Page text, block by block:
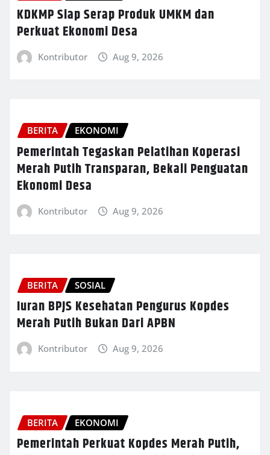
KDKMP Siap Serap Produk UMKM dan
Perkuat Ekonomi Desa
Kontributor Aug 9, 2026
BERITA EKONOMI
Pemerintah Tegaskan Pelatihan Koperasi
Merah Putih Transparan, Bekali Penguatan
Ekonomi Desa
Kontributor Aug 9, 2026
BERITA SOSIAL
Iuran BPJS Kesehatan Pengurus Kopdes
Merah Putih Bukan Dari APBN
Kontributor Aug 9, 2026
BERITA EKONOMI
Pemerintah Perkuat Kopdes Merah Putih,